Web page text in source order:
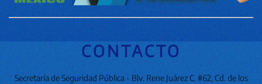
CONTACTO
Secretaría de Seguridad Pública - Blv. Rene Juárez C. #62, Cd. de los